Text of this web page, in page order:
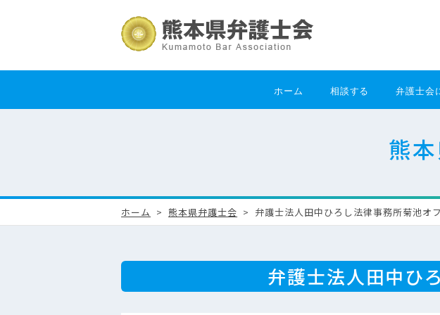
ホーム 相談する 弁護士会
熊
ホーム 熊本県弁護士会 弁護士法人田中ひろし法律事務所菊池オ
弁護士法人田中ひ